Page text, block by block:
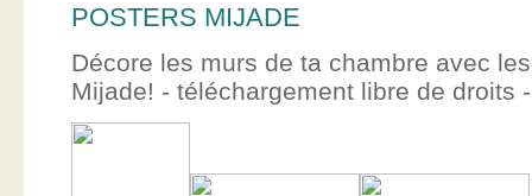
POSTERS MIJADE
Décore les murs de ta chambre avec
Mijade! - téléchargement libre de droits -